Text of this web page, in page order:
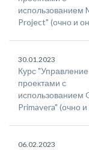
использованием
Project" (очно и
30.01.2023
Курс "Управление
проектами с
использованием
Primavera" (очно
06.02.2023